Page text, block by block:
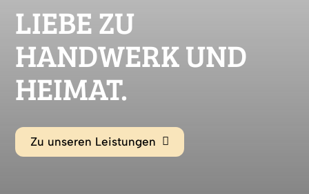
LIEBE ZU
HANDWERK UND
HEIMAT.
Zu unseren Leistungen